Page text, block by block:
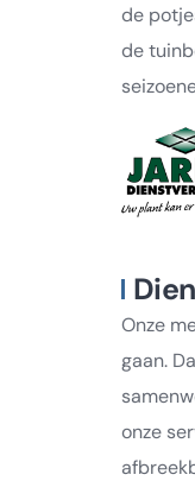
de
de
Onze
gaan.
onze